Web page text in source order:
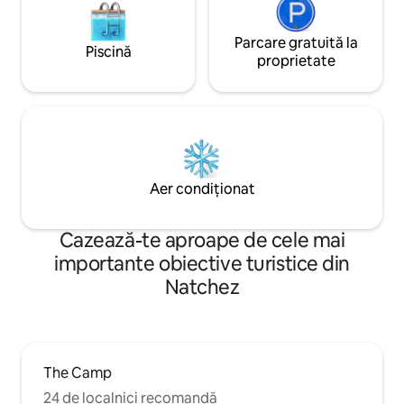
Piscină
Parcare gratuită la
proprietate
Aer condiționat
Cazează-te aproape de cele mai
importante obiective turistice din
Natchez
The Camp
24 de localnici recomandă